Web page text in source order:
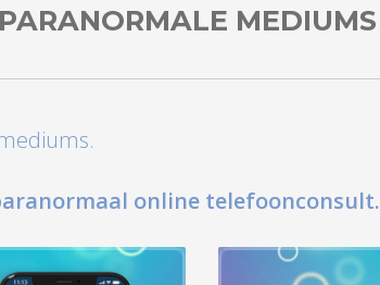
PARANORMALE MEDIUMS
online telefoonconsult.